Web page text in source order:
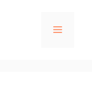
Meny